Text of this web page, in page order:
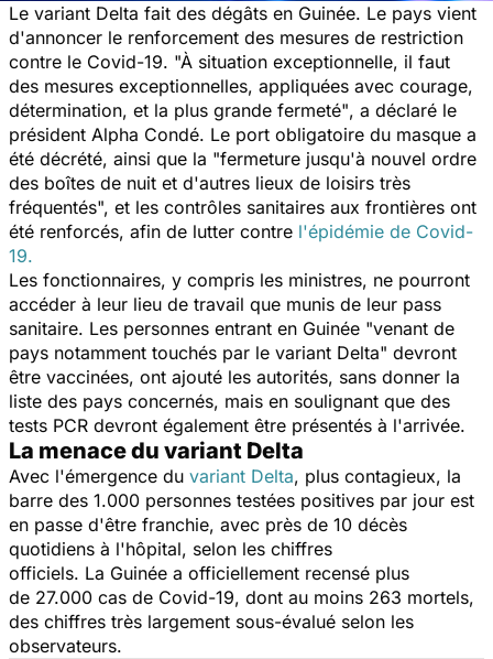
Le variant Delta fait des dégâts en Guinée. Le pays vient
d'annoncer le renforcement des mesures de restriction
contre le Covid-19. "À situation exceptionnelle, il faut
des mesures exceptionnelles, appliquées avec courage,
détermination, et la plus grande fermeté", a déclaré le
président Alpha Condé. Le port obligatoire du masque a
été décrété, ainsi que la "fermeture jusqu'à nouvel ordre
des boîtes de nuit et d'autres lieux de loisirs très
fréquentés", et les contrôles sanitaires aux frontières ont
été renforcés, afin de lutter contre l'épidémie de Covid-
19.
Les fonctionnaires, y compris les ministres, ne pourront
accéder à leur lieu de travail que munis de leur pass
sanitaire. Les personnes entrant en Guinée "venant de
pays notamment touchés par le variant Delta" devront
être vaccinées, ont ajouté les autorités, sans donner la
liste des pays concernés, mais en soulignant que des
tests PCR devront également être présentés à l'arrivée.
La menace du variant Delta
Avec l'émergence du variant Delta, plus contagieux, la
barre des 1.000 personnes testées positives par jour est
en passe d'être franchie, avec près de 10 décès
quotidiens à l'hôpital, selon les chiffres
officiels. La Guinée a officiellement recensé plus
de 27.000 cas de Covid-19, dont au moins 263 mortels,
des chiffres très largement sous-évalué selon les
observateurs.